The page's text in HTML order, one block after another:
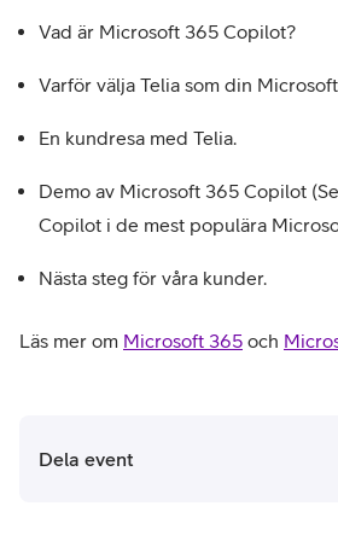
Vad är Microsoft 365 Copilot?
Varför välja Telia som din
En kundresa med Telia.
Demo av Microsoft 365 Copilot
Copilot i de mest populära
Nästa steg för våra kunder.
Läs mer om Microsoft 365 och
Dela event